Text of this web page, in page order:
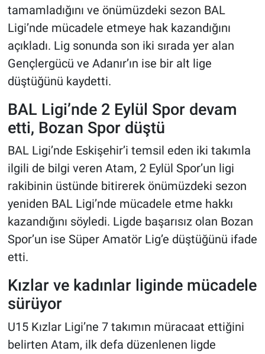
tamamladığını ve önümüzdeki sezon BAL
Ligi’nde mücadele etmeye hak kazandığını
açıkladı. Lig sonunda son iki sırada yer alan
Gençlergücü ve Adanır’ın ise bir alt lige
düştüğünü kaydetti.
BAL Ligi’nde 2 Eylül Spor devam
etti, Bozan Spor düştü
BAL Ligi’nde Eskişehir’i temsil eden iki takımla
ilgili de bilgi veren Atam, 2 Eylül Spor’un ligi
rakibinin üstünde bitirerek önümüzdeki sezon
yeniden BAL Ligi’nde mücadele etme hakkı
kazandığını söyledi. Ligde başarısız olan Bozan
Spor’un ise Süper Amatör Lig’e düştüğünü ifade
etti.
Kızlar ve kadınlar liginde mücadele
sürüyor
U15 Kızlar Ligi’ne 7 takımın müracaat ettiğini
belirten Atam, ilk defa düzenlenen ligde